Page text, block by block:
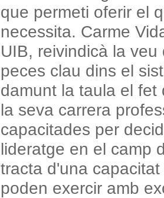
que permeti oferir el
necessita. Carme
UIB, reivindicà la
peces clau dins el
damunt la taula el fet
la seva carrera
capacitades per
lideratge en el camp
tracta d'una
poden exercir amb